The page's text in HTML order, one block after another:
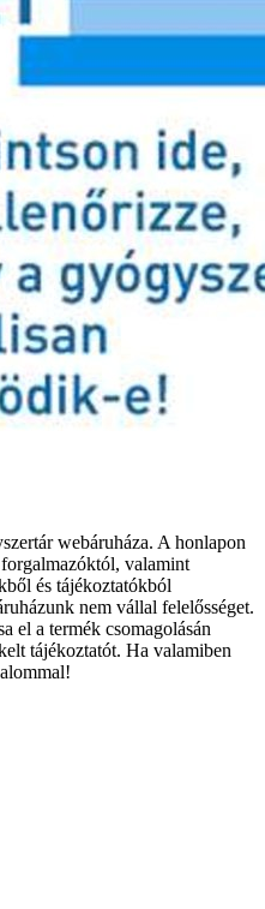
webáruháza. A honlapon
valamint
és tájékoztatókból
nem vállal felelősséget.
el a termék csomagolásán
tájékoztatót. Ha valamiben